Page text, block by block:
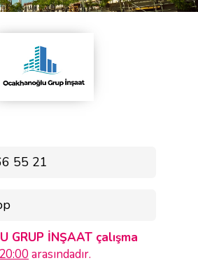
55 21
GRUP İNŞAAT çalışma
arasındadır.